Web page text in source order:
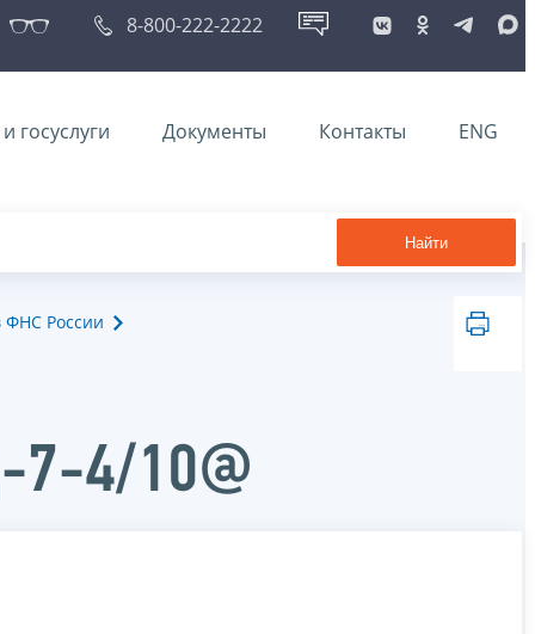
8-800-222-2222
госуслуги Документы Контакты ENG
Найти
ФНС России
7-4/10@